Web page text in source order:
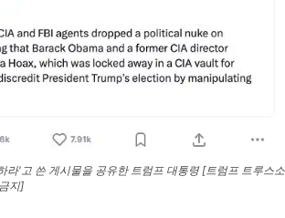
라'고 쓴 게시물을 공유한 트럼프 대통령 [트럼프 트루스소
지]